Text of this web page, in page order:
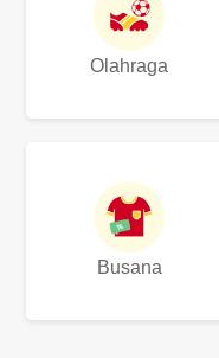
Olahraga
Busana